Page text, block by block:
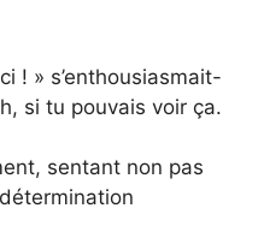
! » s’enthousiasmait-
si tu pouvais voir ça.
sentant non pas